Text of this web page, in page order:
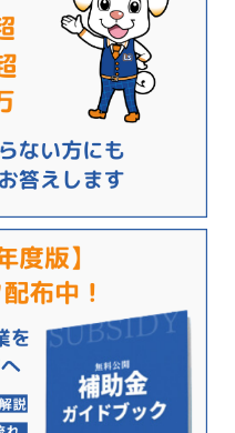
せ LINE相談